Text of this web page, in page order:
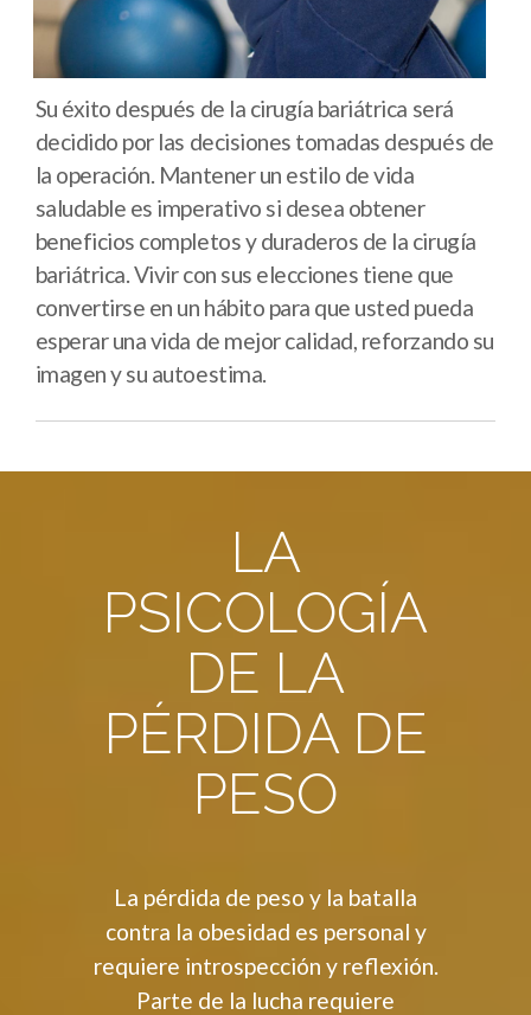
Su éxito después de la cirugía bariátrica será
decidido por las decisiones tomadas después de
la operación. Mantener un estilo de vida
saludable es imperativo si desea obtener
beneficios completos y duraderos de la cirugía
bariátrica. Vivir con sus elecciones tiene que
convertirse en un hábito para que usted pueda
esperar una vida de mejor calidad, reforzando su
imagen y su autoestima.
LA
PSICOLOGÍA
DE LA
PÉRDIDA DE
PESO
La pérdida de peso y la batalla
contra la obesidad es personal y
requiere introspección y reflexión.
Parte de la lucha requiere